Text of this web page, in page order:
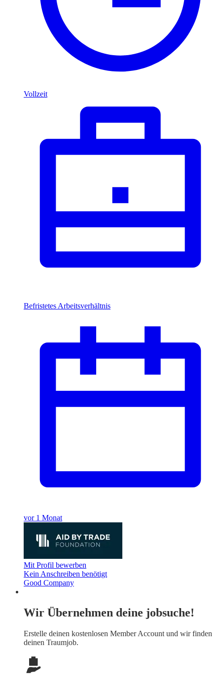
Vollzeit
Befristetes Arbeitsverhältnis
vor 1 Monat
Mit Profil bewerben
Kein Anschreiben benötigt
Good Company
Wir Übernehmen deine jobsuche!
Erstelle deinen kostenlosen Member Account und wir finden
deinen Traumjob.